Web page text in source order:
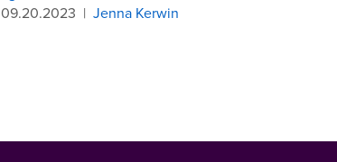
09.20.2023 | Jenna Kerwin